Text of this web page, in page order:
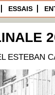
ESSAIS
ESTEBAN